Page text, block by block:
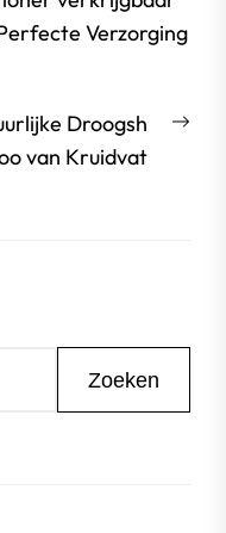
Verzorging
Droogsh
van Kruidvat
Zoeken